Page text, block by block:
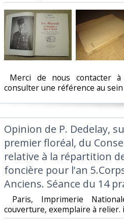
Merci de nous contacter
consulter une référence au
‎Opinion de P. Dedelay,
premier floréal, du
relative à la répartition
foncière pour l'an
Anciens. Séance du 14
Paris, Imprimerie
couverture, exemplaire à relier.